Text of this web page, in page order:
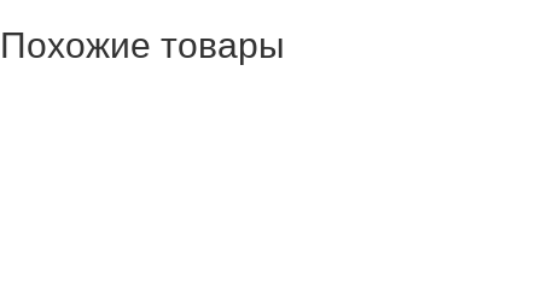
Похожие товары